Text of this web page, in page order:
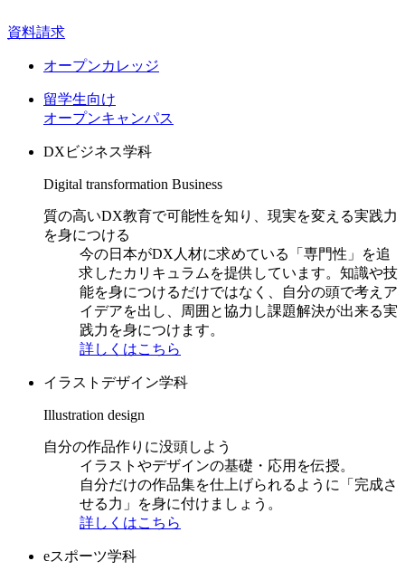
資料請求
オープンカレッジ
留学生向け
オープンキャンパス
DXビジネス学科
Digital transformation Business
質の高いDX教育で可能性を知り、現実を変える実践力
を身につける
今の日本がDX人材に求めている「専門性」を追
求したカリキュラムを提供しています。知識や技
能を身につけるだけではなく、自分の頭で考えア
イデアを出し、周囲と協力し課題解決が出来る実
践力を身につけます。
詳しくはこちら
イラストデザイン学科
Illustration design
自分の作品作りに没頭しよう
イラストやデザインの基礎・応用を伝授。
自分だけの作品集を仕上げられるように「完成さ
せる力」を身に付けましょう。
詳しくはこちら
eスポーツ学科